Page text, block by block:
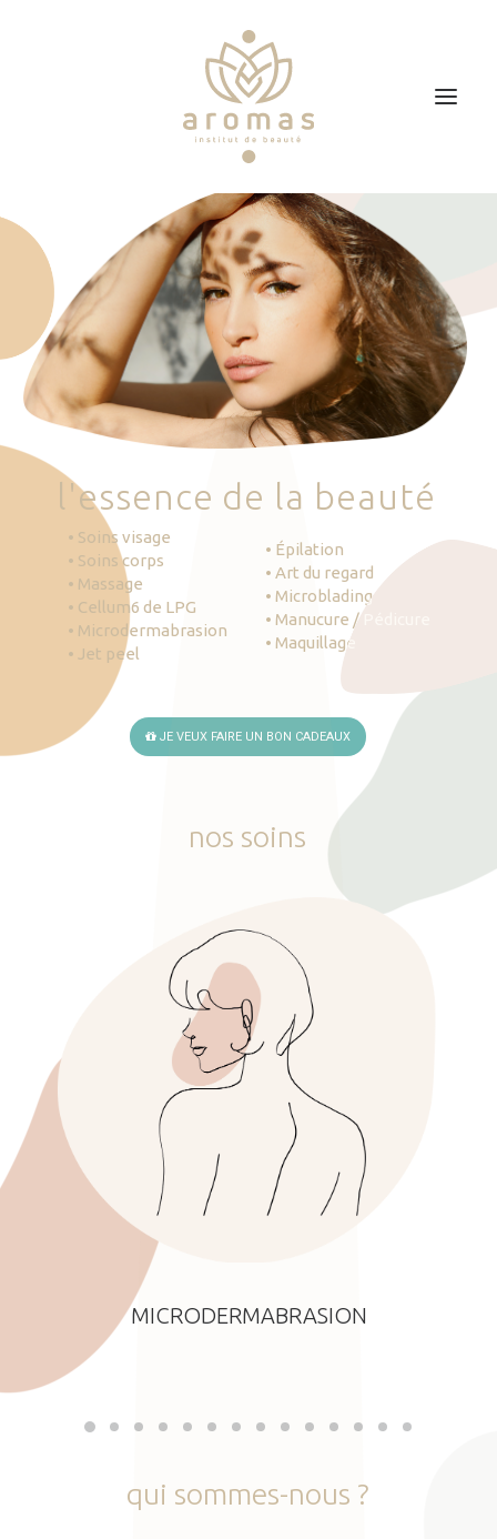
Soins
Je veux faire un bon cadeau
Plan d’accès
Prendre RDV
'essence de la beauté
• Soins visage
• Soins corps
• Massage
• Cellum6 de LPG
• Microdermabrasion
• Jet peel
• Épilation
• Art du regard
• Microblading
• Manucure / Pédicure
• Maquillage
JE VEUX FAIRE UN BON CADEAUX
nos soins
MICRODERMABRASION
qui sommes-nous ?